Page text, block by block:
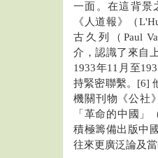
一面。在這背景
《人道報》（
古久列（Paul
介，認識了來自
1933年11月至
持緊密聯繫。[6]
機關刊物《公社
「革命的中國」
積極籌備出版中
往來更廣泛論及